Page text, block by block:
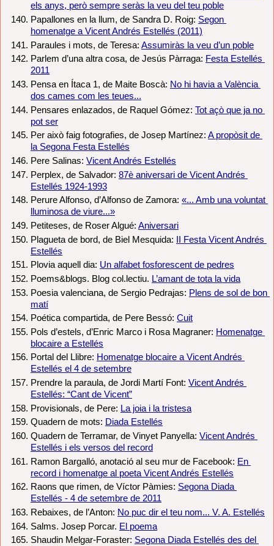
els anys, però sempre seràs la veu del teu poble
Papallones en la llum, de Sandra D. Roig: Segon
homenatge a Vicent Andrés Estellés (2011)
Paraules i mots, de Teresa: Assumiràs la veu d’un poble
Parlem d’una altra cosa, de Jesús Pàrraga: Festa Estellés
2011
Pensa en Ítaca 1, de Maite Boscà: No hi havia a València
dos cames com les teues...
Pensares enlazados, de Raquel Gómez: Tot açò que ja no
pot ser
Per això faig fotografies, de Josep Martínez: A propòsit de
la Segona Festa Estellés
Pere Salinas: Vicent Andrés Estellés
Perplex, de Salvador: 87è aniversari de Vicent Andrés
Estellés 1924-1993
Perure Alfonso, d’Alfonso de Zamora: «... Amb una voluntat
lluminosa de viure...»
Petiteses, de Roser Algué: Aniversari
Plagueta de bord, de Biel Mesquida: II Festa Vicent Andrés
Estellés
Plovia aquell dia: Un alfabet fosforescent de pedres
Poems&blogs. Blog col.lectiu. L’amant de tota la vida
Poesia valenciana, de Sergio Pedrajas: Plens de sol de bon
matí
Poética compartida, de Pere Bessó: Cuit
Pols d’estels, d’Enric Marco i Rosa Magraner: Homenatge
blocaire a Estellés
Portal del Llibre: Homenatge blocaire a Vicent Andrés
Estellés el 4 de setembre
Prendre la paraula, de Jordi Martí Font: Vicent Andrés
Estellés: “Cant de Vicent”
Provisionals, de Pere: La joia i la tristesa
Quadern de mots: Diada Estellés
Quadern de Terramar, de Vinyet Panyella: Vicent Andrés
Estellés i els versos del record
Ramon Bargalló, anotació al seu mur de Facebook: En
record i homenatge al poeta Vicent Andrés Estellés
Raons que rimen, de Víctor Pàmies: Segona Diada
Estellés - 4 de setembre de 2011
Rebaixes, de l’Anton: No puc dir el teu nom... V. A. Estellés
Salms. Josep Porcar. El poema
Shaudin Melgar-Foraster: Segona Diada Estellés des del